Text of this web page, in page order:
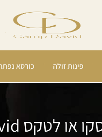
פינות זולה כורסא